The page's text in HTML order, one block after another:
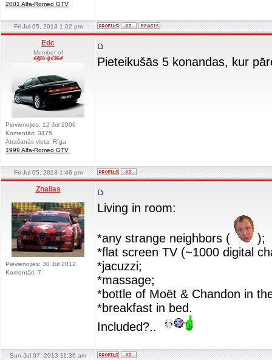
2001 Alfa-Romeo GTV
Fri Jul 05, 2013 1:02 pm
Edc
Member of
Pievienojies: 12 Jul 2006
Komentāri: 3475
Atrašanās vieta: Rīga
1999 Alfa-Romeo GTV
Pieteikušās 5 konandas, kur
Fri Jul 05, 2013 1:46 pm
Zhalias
Pievienojies: 30 Jul 2012
Komentāri: 7
Living in room:
*any strange neighbors (
);
*flat screen TV (~1000 digital
*jacuzzi;
*massage;
*bottle of Moët & Chandon in
*breakfast in bed.
Included?..
Sun Jul 07, 2013 11:36 am